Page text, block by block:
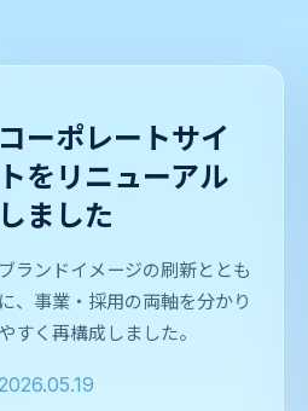
コーポレートサイ
トをリニューアル
しました
ブランドイメージの刷新ととも
に、事業・採用の両軸を分かり
やすく再構成しました。
2026.05.19